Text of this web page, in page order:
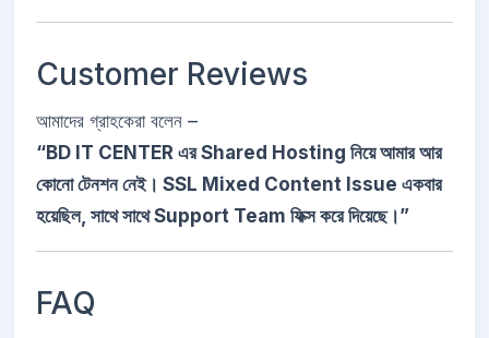
Customer Reviews
আমাদের গ্রাহকেরা বলেন –
“BD IT CENTER এর Shared Hosting নিয়ে আমার আর
কোনো টেনশন নেই। SSL Mixed Content Issue একবার
হয়েছিল, সাথে সাথে Support Team ফিক্স করে দিয়েছে।”
FAQ